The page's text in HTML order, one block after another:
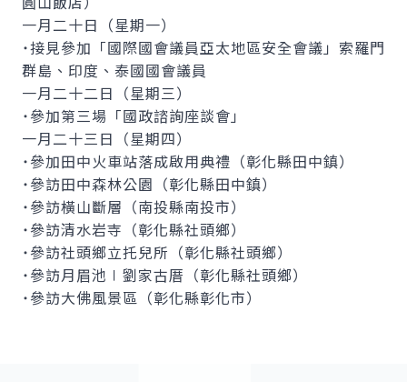
一月二十日（星期一）
˙接見參加「國際國會議員亞太地區安全會議」索羅門
群島、印度、泰國國會議員
一月二十二日（星期三）
˙參加第三場「國政諮詢座談會」
一月二十三日（星期四）
˙參加田中火車站落成啟用典禮（彰化縣田中鎮）
˙參訪田中森林公園（彰化縣田中鎮）
˙參訪橫山斷層（南投縣南投市）
˙參訪清水岩寺（彰化縣社頭鄉）
˙參訪社頭鄉立托兒所（彰化縣社頭鄉）
˙參訪月眉池∣劉家古厝（彰化縣社頭鄉）
˙參訪大佛風景區（彰化縣彰化市）